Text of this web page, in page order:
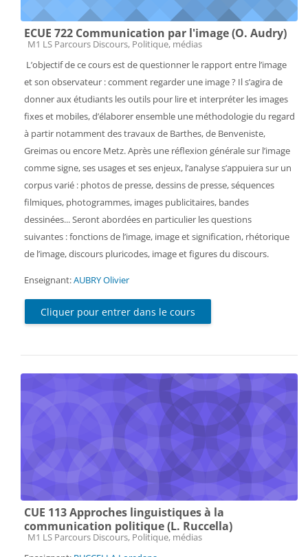
ECUE 722 Communication par l'image (O. Audry)
Catégorie de cours
M1 LS Parcours Discours, Politique, médias
L’objectif de ce cours est de questionner le rapport entre l’image
et son observateur : comment regarder une image ? Il s’agira de
donner aux étudiants les outils pour lire et interpréter les images
fixes et mobiles, d’élaborer ensemble une méthodologie du regard
à partir notamment des travaux de Barthes, de Benveniste,
Greimas ou encore Metz. Après une réflexion générale sur l’image
comme signe, ses usages et ses enjeux, l’analyse s’appuiera sur un
corpus varié : photos de presse, dessins de presse, séquences
filmiques, photogrammes, images publicitaires, bandes
dessinées... Seront abordées en particulier les questions
suivantes : fonctions de l’image, image et signification, rhétorique
de l’image, discours pluricodes, image et figures du discours.
Enseignant:AUBRY Olivier
Cliquer pour entrer dans le cours
CUE 113 Approches linguistiques à la
communication politique (L. Ruccella)
Catégorie de cours
M1 LS Parcours Discours, Politique, médias